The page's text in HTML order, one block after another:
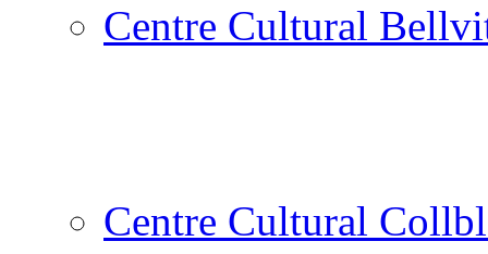
Centre Cultural
Centre Cultural